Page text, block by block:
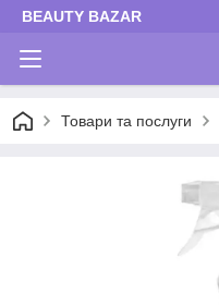
BEAUTY BAZAR
Товари та послуги